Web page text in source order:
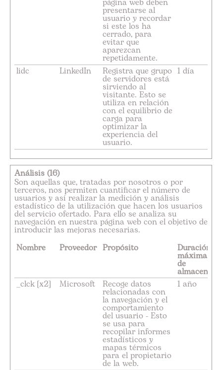
página web deben
presentarse al
usuario y recordar
si este los ha
cerrado, para
evitar que
aparezcan
repetidamente.
lidc LinkedIn Registra que grupo
de servidores está
sirviendo al
visitante. Esto se
utiliza en relación
con el equilibrio de
carga para
optimizar la
experiencia del
usuario.
1 día
Análisis (16)
Son aquellas que, tratadas por nosotros o por
terceros, nos permiten cuantificar el número de
usuarios y así realizar la medición y análisis
estadístico de la utilización que hacen los usuarios
del servicio ofertado. Para ello se analiza su
navegación en nuestra página web con el objetivo de
introducir las mejoras necesarias.
Nombre
Proveedor Propósito Duración
máxima
de
_clck [x2]
Microsoft Recoge datos
relacionadas con
la navegación y el
comportamiento
del usuario - Esto
se usa para
recopilar informes
estadísticos y
mapas térmicos
para el propietario
de la web.
1 año